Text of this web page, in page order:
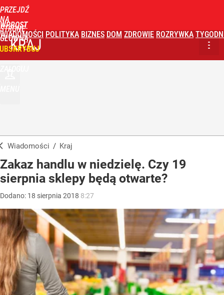
PRZEJDŹ
NA
STRONĘ
GŁÓWNĄ
WPROST
WIADOMOŚCI POLITYKA BIZNES DOM ZDROWIE ROZRYWKA
KRAJ
Wiadomości / Kraj
Zakaz handlu w niedzielę. Czy 19
sierpnia sklepy będą otwarte?
Dodano: 18 sierpnia 2018 8:27